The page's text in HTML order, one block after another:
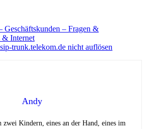
Geschäftskunden – Fragen &
& Internet
trunk.telekom.de nicht auflösen
Andy
zwei Kindern, eines an der Hand, eines im